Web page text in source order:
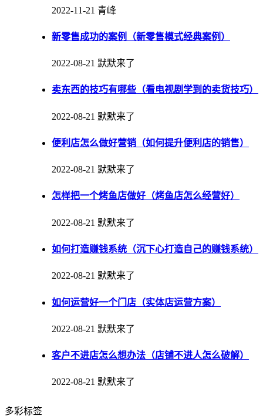
2022-11-21 青峰
新零售成功的案例（新零售模式经典案例）
2022-08-21 默默来了
卖东西的技巧有哪些（看电视剧学到的卖货技巧）
2022-08-21 默默来了
便利店怎么做好营销（如何提升便利店的销售）
2022-08-21 默默来了
怎样把一个烤鱼店做好（烤鱼店怎么经营好）
2022-08-21 默默来了
如何打造赚钱系统（沉下心打造自己的赚钱系统）
2022-08-21 默默来了
如何运营好一个门店（实体店运营方案）
2022-08-21 默默来了
客户不进店怎么想办法（店铺不进人怎么破解）
2022-08-21 默默来了
多彩标签